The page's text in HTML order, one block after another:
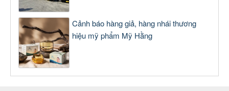
Cảnh báo hàng giả, hàng nhái thương
hiệu mỹ phẩm Mỹ Hằng